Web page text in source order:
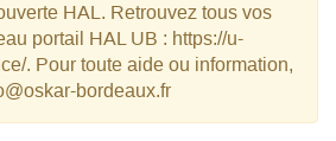
HAL. Retrouvez tous vos
portail HAL UB : https://u-
. Pour toute aide ou information,
bordeaux.fr